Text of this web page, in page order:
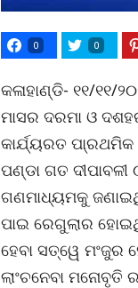
0 0
କଳାହାଣ୍ଡି- ୧୧/୧୧/
ମାସର ଦରମା ଓ
କାର୍ଯ୍ୟରତ ପା୍ରଥମିକ
ପଣ୍ଡା ଗତ
ଗଣମାଧ୍ୟମକୁ
ପାଇ ରେଗୁଲାର
ହେବା ସତ୍ୱେ ମଂଜୁର
ଲାଂଚନେବା ମନୋବୃତି